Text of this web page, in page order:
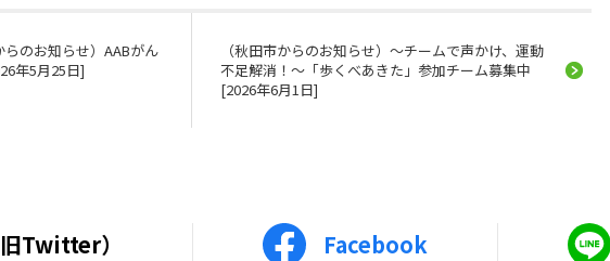
らのお知らせ）AABがん
年5月25日]
（秋田市からのお知らせ）～チームで声かけ、運動
不足解消！～「歩くべあきた」参加チーム募集中
[2026年6月1日]
Twitter） Facebook